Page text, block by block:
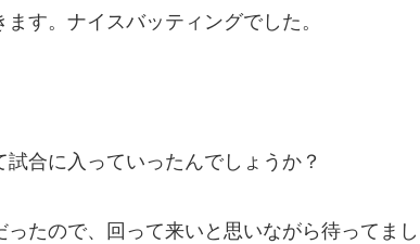
す。ナイスバッティングでした。
合に入っていったんでしょうか？
たので、回って来いと思いながら待ってまし